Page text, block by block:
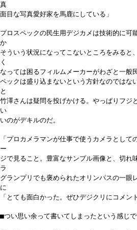
真
面目な写真愛好家を馬鹿にしている」
プロスペックの民生用デジカメは技術的に可
か
そういう状況になってこないところをみると
く
なっては困るフィルムメーカーがわざと一般
ペックは盛り込まないという方針なのではな
と
竹澤さんは疑問を投げかける。やっぱりフジ
い
いのがデキルのだ。
「プロカメラマンが仕事で使うカメラとし
ー
ジで見ること。豊富なサンプル画像と、切れ
ラ
グランプリでも褒められたオリンパスの一
に
「とても面白かった。ぜひデジクリにコメン
■つい思い余って書いてしまったという感